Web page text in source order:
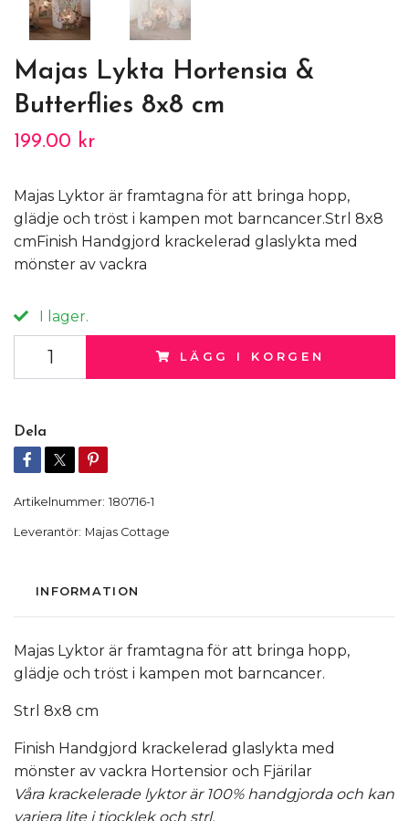
Majas Lykta Hortensia &
Butterflies 8x8 cm
199.00 kr
Majas Lyktor är framtagna för att bringa hopp,
glädje och tröst i kampen mot barncancer.Strl 8x8
cmFinish Handgjord krackelerad glaslykta med
mönster av vackra
I lager.
LÄGG I KORGEN
Dela
Artikelnummer: 180716-1
Leverantör: Majas Cottage
INFORMATION
Majas Lyktor är framtagna för att bringa hopp,
glädje och tröst i kampen mot barncancer.
Strl 8x8 cm
Finish Handgjord krackelerad glaslykta med
mönster av vackra Hortensior och Fjärilar
Våra krackelerade lyktor är 100% handgjorda och kan
variera lite i tjocklek och strl.